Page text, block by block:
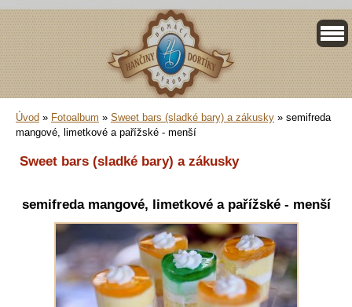
Úvod » Fotoalbum » Sweet bars (sladké bary) a zákusky » semifreda
mangové, limetkové a pařížské - menší
Sweet bars (sladké bary) a zákusky
semifreda mangové, limetkové a pařížské - menší